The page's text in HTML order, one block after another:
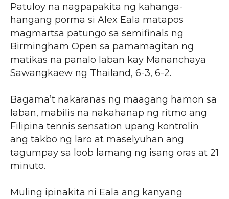
Patuloy na nagpapakita ng kahanga-
hangang porma si Alex Eala matapos
magmartsa patungo sa semifinals ng
Birmingham Open sa pamamagitan ng
matikas na panalo laban kay Mananchaya
Sawangkaew ng Thailand, 6-3, 6-2.
Bagama’t nakaranas ng maagang hamon sa
laban, mabilis na nakahanap ng ritmo ang
Filipina tennis sensation upang kontrolin
ang takbo ng laro at maselyuhan ang
tagumpay sa loob lamang ng isang oras at 21
minuto.
Muling ipinakita ni Eala ang kanyang